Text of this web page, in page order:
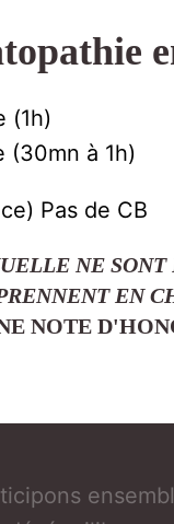
(1h)
(30mn à 1h)
Pas de CB
NE
EN
NOTE